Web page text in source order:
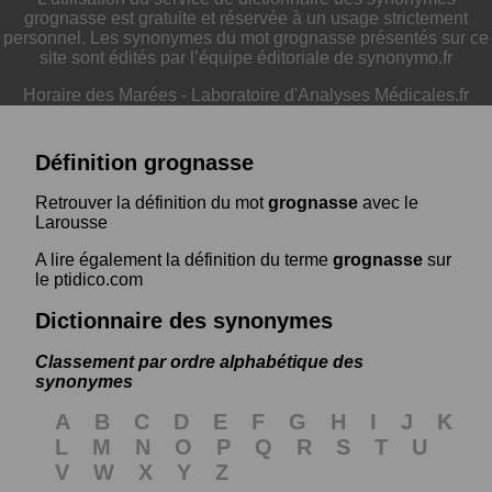
grognasse est gratuite et réservée à un usage strictement
personnel. Les synonymes du mot grognasse présentés sur ce
site sont édités par l’équipe éditoriale de synonymo.fr
Horaire des Marées - Laboratoire d'Analyses Médicales.fr
Définition grognasse
Retrouver la définition du motgrognasse avec le
Larousse
A lire également la définition du terme grognasse sur
le ptidico.com
Dictionnaire des synonymes
Classement par ordre alphabétique des
synonymes
A B C D E F G H I J
K
L
M N O P Q R S T
U
V
W X Y Z